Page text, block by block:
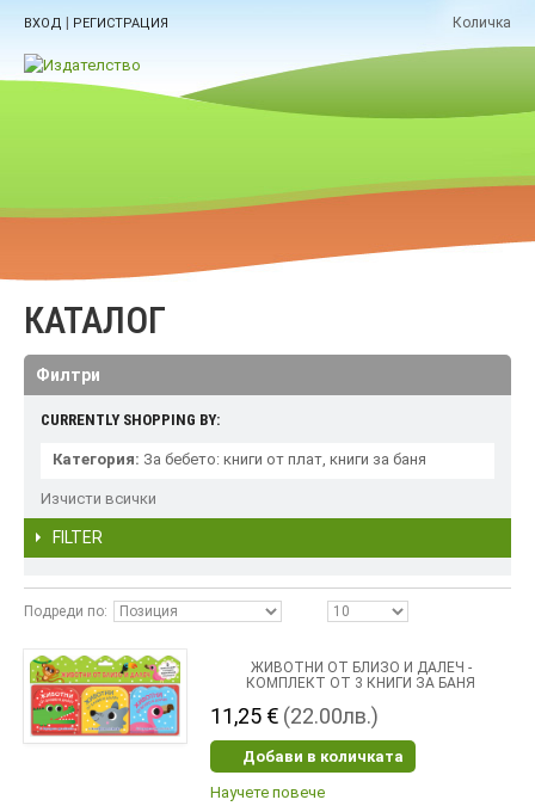
ВХОД | РЕГИСТРАЦИЯ Количка
КАТАЛОГ
Филтри
CURRENTLY SHOPPING BY:
Категория: За бебето: книги от плат, книги за баня
Изчисти всички
FILTER
Подреди по
ЖИВОТНИ ОТ БЛИЗО И ДАЛЕЧ -
КОМПЛЕКТ ОТ 3 КНИГИ ЗА БАНЯ
11,25 € (22.00лв.)
Добави в количката
Научете повече